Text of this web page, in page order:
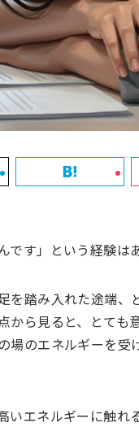
です」という経験は
を踏み入れた途端
から見ると、とて
場のエネルギーを
いエネルギーに触